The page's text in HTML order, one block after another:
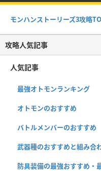
モンハンストーリーズ3攻略
攻略人気記事
人気記事
最強オトモンランキング
オトモンのおすすめ
バトルメンバーのおすすめ
武器種のおすすめと組み合
防具装備の最強おすすめ・